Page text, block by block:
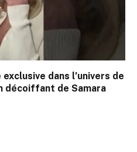
dans l’univers de
décoiffant de Samara